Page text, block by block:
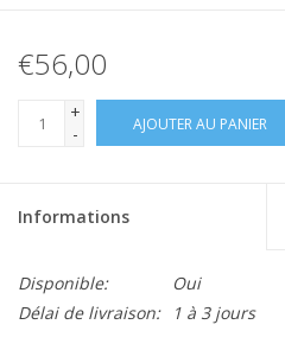
€56,00
+
-
AJOUTER AU PANIER
Informations
Disponible:
Oui
Délai de livraison:
1 à 3 jours